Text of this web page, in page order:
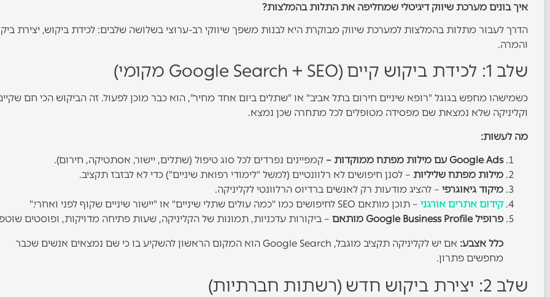
איך בונים מערכת שיווק דיגיטלי שמחליפה את התלות בהמלצות?
הדרך לעבור מתלות בהמלצות למערכת שיווק מבוקרת היא לבנות משפך שיווקי רב-ערוצי בשלושה שלבים: לכידת ביקוש, יצירת
והמרה.
שלב 1: לכידת ביקוש קיים (Google Search + SEO מקומי)
כשמישהו מחפש בגוגל "רופא שיניים חירום בתל אביב" או "שתלים ביום אחד מחיר", הוא כבר מוכן לפעול. זה הביקוש הכי חם
וקליניקה שלא נמצאת שם מפסידה מטופלים לכל מתחרה שכן נמצא.
מה לעשות:
Google Ads עם מילות מפתח ממוקדות –
קמפיינים נפרדים לכל סוג טיפול (שתלים, יישור, אסתטיקה, חירום).
מילות מפתח שליליות – לסנן חיפושים לא רלוונטיים (למשל "לימודי רפואת שיניים") כדי לא לבזבז תקציב.
מיקוד גיאוגרפי – להציג מודעות רק לאנשים ברדיוס הרלוונטי לקליניקה.
קידום אתרים אורגני – תוכן מותאם SEO לחיפושים כמו "כמה עולים שתלי שיניים" או "יישור שיניים שקוף לפני ואחרי."
פרופיל Google Business Profile מותאם
– ביקורות עדכניות, תמונות של הקליניקה, שעות פתיחה מדויקות, ופוסטים
כלל אצבע:
אם יש לקליניקה תקציב מוגבל, Google Search הוא המקום הראשון להשקיע בו כי שם נמצאים אנשים שכבר
מחפשים פתרון.
שלב 2: יצירת ביקוש חדש (רשתות חברתיות)